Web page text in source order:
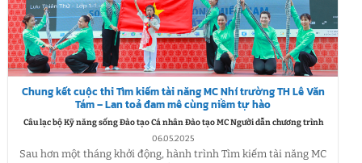
Chung kết cuộc thi Tìm kiếm tài năng MC Nhí trường TH Lê Văn
Tám – Lan toả đam mê cùng niềm tự hào
Câu lạc bộ Kỹ năng sống Đào tạo Cá nhân Đào tạo MC Người dẫn chương trình
06.05.2025
Sau hơn một tháng khởi động, hành trình Tìm kiếm tài năng MC